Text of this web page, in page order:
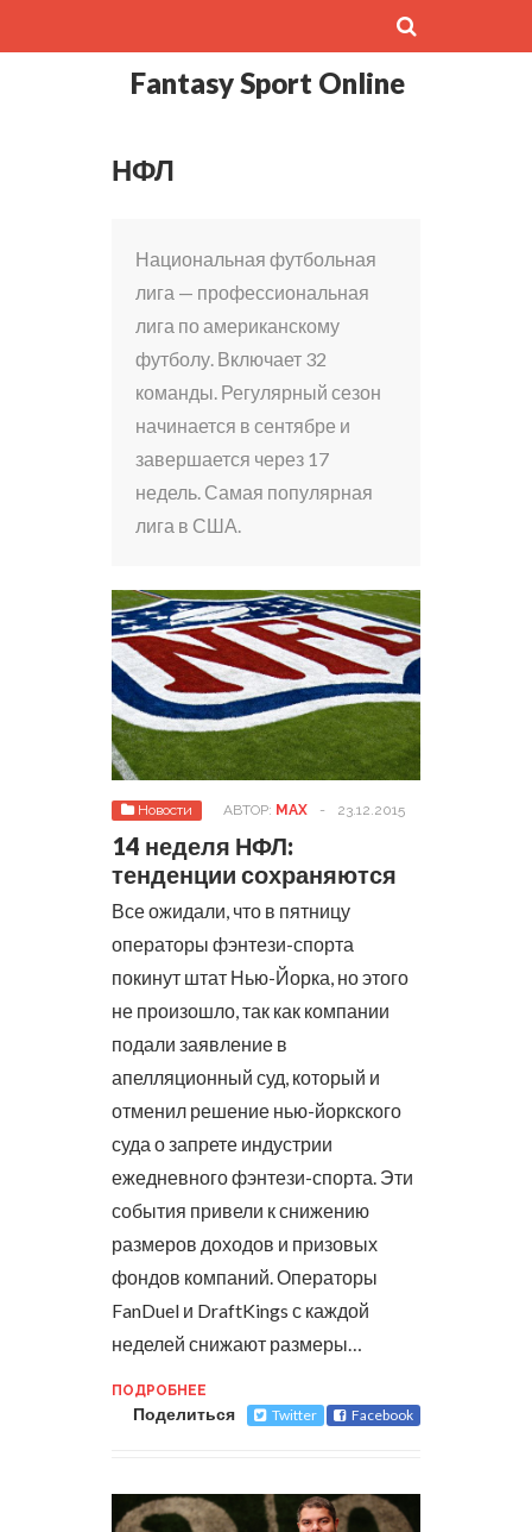
Fantasy Sport Online
НФЛ
Национальная футбольная
лига — профессиональная
лига по американскому
футболу. Включает 32
команды. Регулярный сезон
начинается в сентябре и
завершается через 17
недель. Самая популярная
лига в США.
Новости АВТОР: MAX - 23.12.2015
14 неделя НФЛ:
тенденции сохраняются
Все ожидали, что в пятницу
операторы фэнтези-спорта
покинут штат Нью-Йорка, но этого
не произошло, так как компании
подали заявление в
апелляционный суд, который и
отменил решение нью-йоркского
суда о запрете индустрии
ежедневного фэнтези-спорта. Эти
события привели к снижению
размеров доходов и призовых
фондов компаний.Операторы
FanDuel и DraftKings с каждой
неделей снижают размеры…
ПОДРОБНЕЕ
Поделиться Twitter Facebook